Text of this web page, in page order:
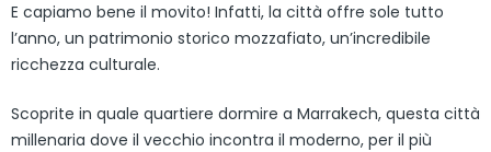
E capiamo bene il movito! Infatti, la città offre sole tutto
l’anno, un patrimonio storico mozzafiato, un’incredibile
ricchezza culturale.
Scoprite in quale quartiere dormire a Marrakech, questa città
millenaria dove il vecchio incontra il moderno, per il più